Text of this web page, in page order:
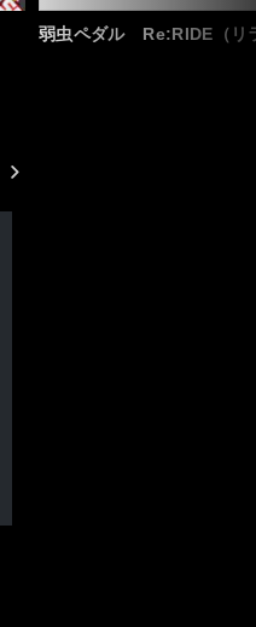
弱虫ペダル Re:RIDE（リ